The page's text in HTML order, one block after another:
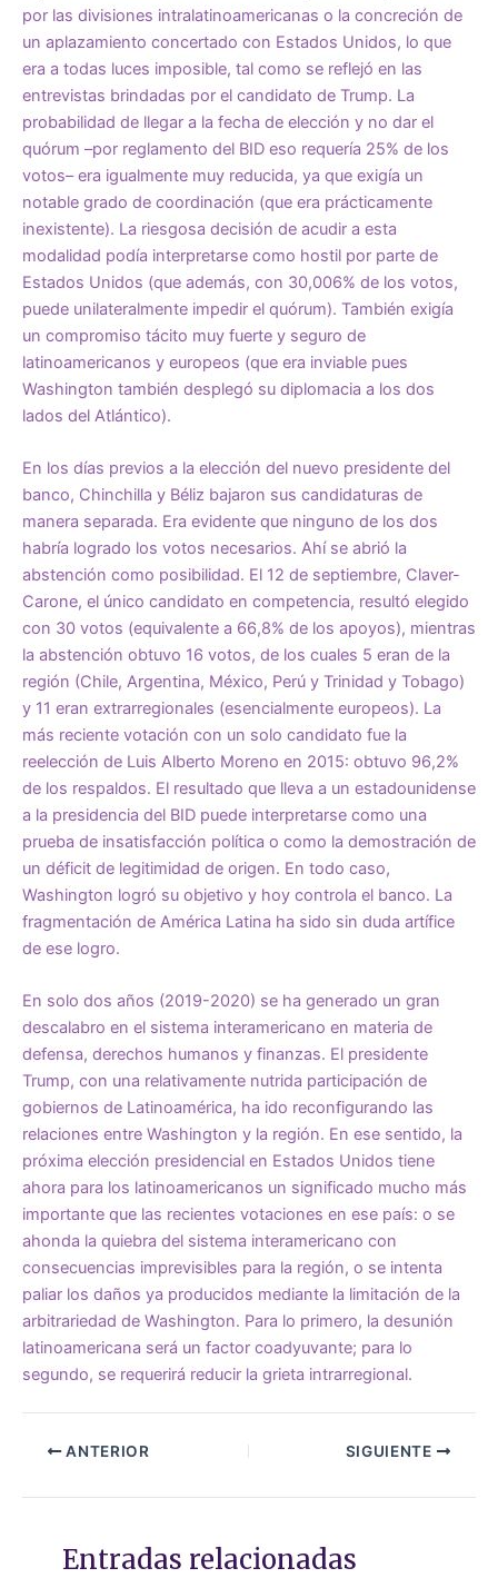
por las divisiones intralatinoamericanas o la concreción de
un aplazamiento concertado con Estados Unidos, lo que
era a todas luces imposible, tal como se reflejó en las
entrevistas brindadas por el candidato de Trump. La
probabilidad de llegar a la fecha de elección y no dar el
quórum –por reglamento del BID eso requería 25% de los
votos– era igualmente muy reducida, ya que exigía un
notable grado de coordinación (que era prácticamente
inexistente). La riesgosa decisión de acudir a esta
modalidad podía interpretarse como hostil por parte de
Estados Unidos (que además, con 30,006% de los votos,
puede unilateralmente impedir el quórum). También exigía
un compromiso tácito muy fuerte y seguro de
latinoamericanos y europeos (que era inviable pues
Washington también desplegó su diplomacia a los dos
lados del Atlántico).
En los días previos a la elección del nuevo presidente del
banco, Chinchilla y Béliz bajaron sus candidaturas de
manera separada. Era evidente que ninguno de los dos
habría logrado los votos necesarios. Ahí se abrió la
abstención como posibilidad. El 12 de septiembre, Claver-
Carone, el único candidato en competencia, resultó elegido
con 30 votos (equivalente a 66,8% de los apoyos), mientras
la abstención obtuvo 16 votos, de los cuales 5 eran de la
región (Chile, Argentina, México, Perú y Trinidad y Tobago)
y 11 eran extrarregionales (esencialmente europeos). La
más reciente votación con un solo candidato fue la
reelección de Luis Alberto Moreno en 2015: obtuvo 96,2%
de los respaldos. El resultado que lleva a un estadounidense
a la presidencia del BID puede interpretarse como una
prueba de insatisfacción política o como la demostración de
un déficit de legitimidad de origen. En todo caso,
Washington logró su objetivo y hoy controla el banco. La
fragmentación de América Latina ha sido sin duda artífice
de ese logro.
En solo dos años (2019-2020) se ha generado un gran
descalabro en el sistema interamericano en materia de
defensa, derechos humanos y finanzas. El presidente
Trump, con una relativamente nutrida participación de
gobiernos de Latinoamérica, ha ido reconfigurando las
relaciones entre Washington y la región. En ese sentido, la
próxima elección presidencial en Estados Unidos tiene
ahora para los latinoamericanos un significado mucho más
importante que las recientes votaciones en ese país: o se
ahonda la quiebra del sistema interamericano con
consecuencias imprevisibles para la región, o se intenta
paliar los daños ya producidos mediante la limitación de la
arbitrariedad de Washington. Para lo primero, la desunión
latinoamericana será un factor coadyuvante; para lo
segundo, se requerirá reducir la grieta intrarregional.
ANTERIOR SIGUIENTE
Entradas relacionadas